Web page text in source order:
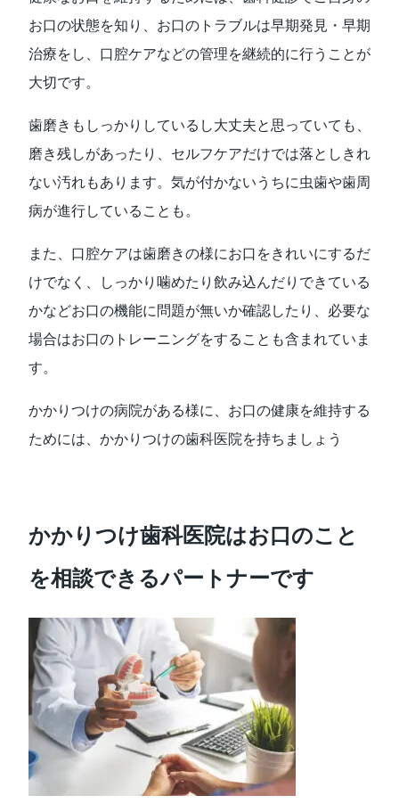
お口の状態を知り、お口のトラブルは早期発見・早期
治療をし、口腔ケアなどの管理を継続的に行うことが
大切です。
歯磨きもしっかりしているし大丈夫と思っていても、
磨き残しがあったり、セルフケアだけでは落としきれ
ない汚れもあります。気が付かないうちに虫歯や歯周
病が進行していることも。
また、口腔ケアは歯磨きの様にお口をきれいにするだ
けでなく、しっかり噛めたり飲み込んだりできている
かなどお口の機能に問題が無いか確認したり、必要な
場合はお口のトレーニングをすることも含まれていま
す。
かかりつけの病院がある様に、お口の健康を維持する
ためには、かかりつけの歯科医院を持ちましょう
かかりつけ歯科医院はお口のこと
を相談できるパートナーです